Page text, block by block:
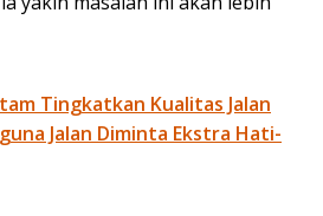
Tingkatkan Kualitas Jalan
Jalan Diminta Ekstra Hati-